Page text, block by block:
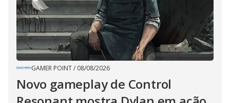
GAMER POINT/ 08/08/2026
Novo gameplay de Control